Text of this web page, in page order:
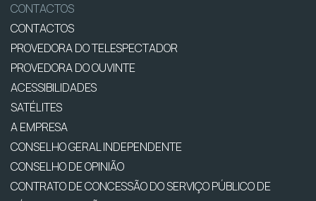
CONTACTOS
CONTACTOS
PROVEDORA DO TELESPECTADOR
PROVEDORA DO OUVINTE
ACESSIBILIDADES
SATÉLITES
A EMPRESA
CONSELHO GERAL INDEPENDENTE
CONSELHO DE OPINIÃO
CONTRATO DE CONCESSÃO DO SERVIÇO PÚBLICO DE